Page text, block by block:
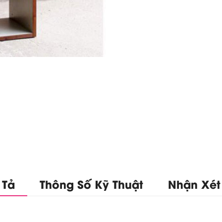
Thông Số Kỹ Thuật Nhận